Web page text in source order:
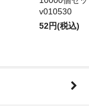
v010530
52円(税込)